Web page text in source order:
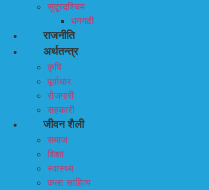
सुदूरदश्चिम
धनगढी
राजनीति
अर्थतन्त्र
कृषि
पूर्वाधार
रोजगारी
सहकारी
जीवन शैली
समाज
शिक्षा
स्वास्थ्य
कला साहित्य